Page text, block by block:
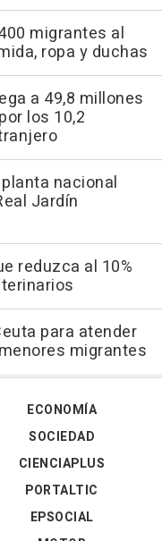
migrantes al
ropa y duchas
a 49,8 millones
los 10,2
nacional
Jardín
reduzca al 10%
para atender
migrantes
ECONOMÍA
SOCIEDAD
CIENCIAPLUS
PORTALTIC
EPSOCIAL